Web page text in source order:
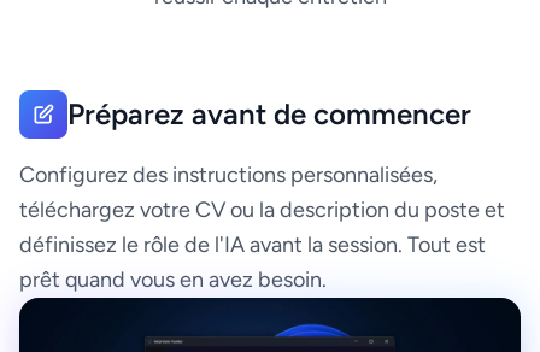
Préparez avant de commencer
Configurez des instructions personnalisées,
téléchargez votre CV ou la description du poste et
définissez le rôle de l'IA avant la session. Tout est
prêt quand vous en avez besoin.